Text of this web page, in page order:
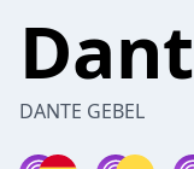
DANTE GEBEL